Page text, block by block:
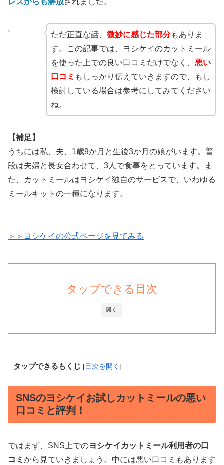
レスからも解放されました。
ただ正直な話、 微妙に感じた部分もありま
す。この記事では、ヨシケイのカットミール
を使った上での良い口コミだけでなく、 悪い
口コミ もしっかり伝えていきますので、もし
検討している場合は参考にしてみてください
ね。
【補足】
うちには私、夫、1歳9か月と生後3か月の娘がいます。普
段は夫婦と長女合わせて、3人で食事をとっています。ま
た、カットミールはヨシケイ独自のサービスで、いわゆる
ミールキットの一種になります。
＞＞ヨシケイの公式ページを見てみる
開く
タップできる目次
タップできるもくじ [目次を開く ]
SNSのヨシケイお試しカットミールの悪い
口コミと評判！
ではまず、SNS上でのヨシケイカットミール利用者の口
コミ から見ていきましょう。中には悪い口コミもあります